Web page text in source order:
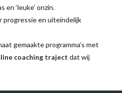
en ‘leuke’ onzin.
progressie en uiteindelijk
gemaakte programma’s met
coaching traject dat wij